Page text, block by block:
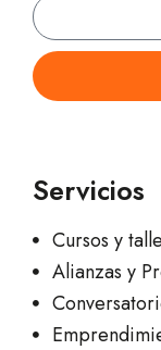
Servicios
Cursos y
Alianzas y